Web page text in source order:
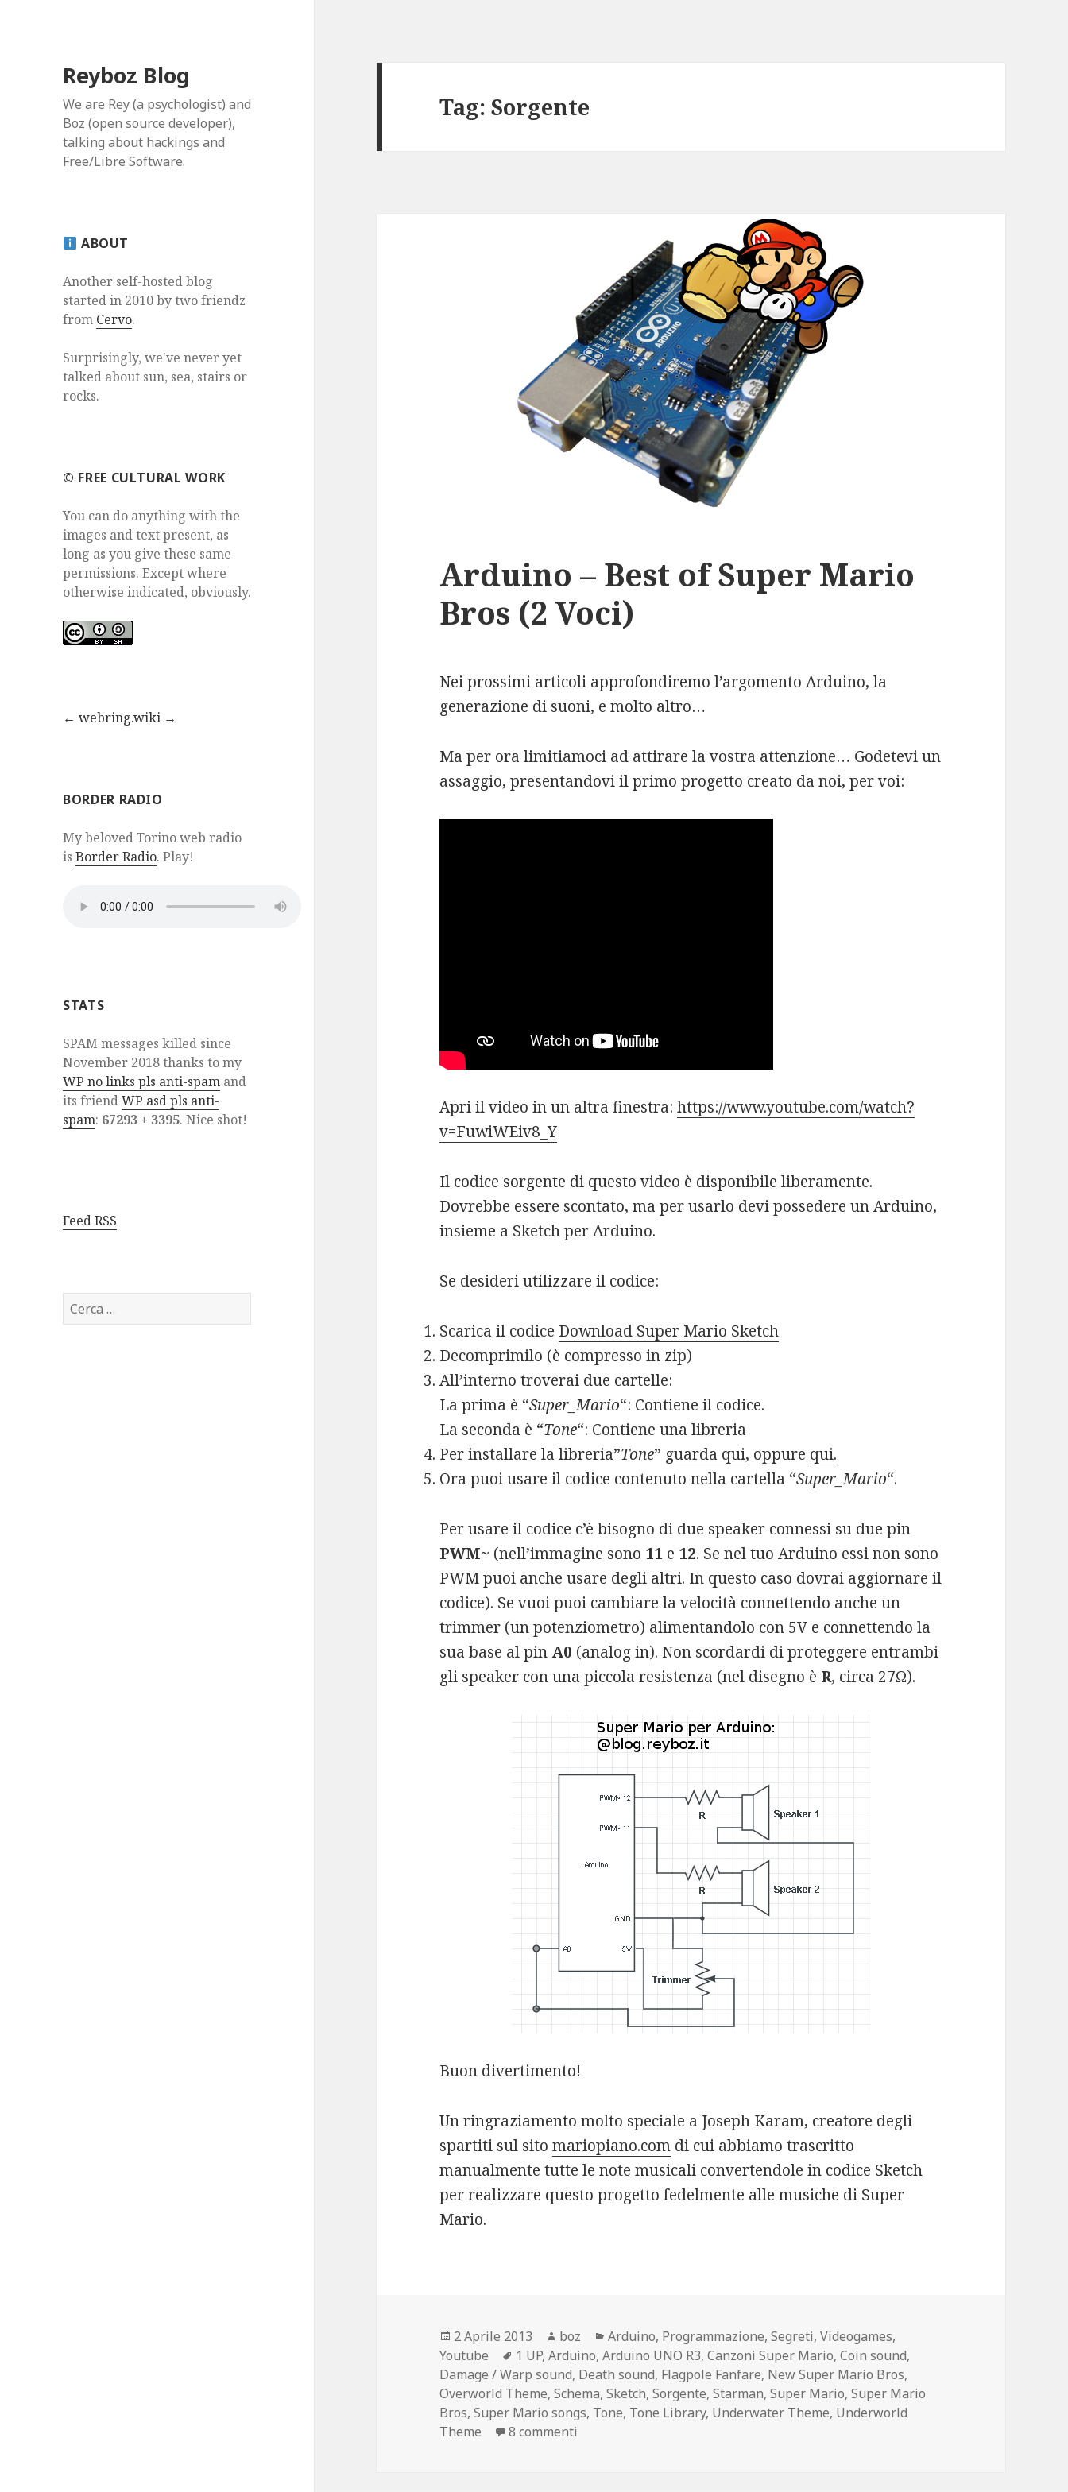
Reyboz Blog
We are Rey (a psychologist) and
Boz (open source developer),
talking about hackings and
Free/Libre Software.
ABOUT
Another self-hosted blog
started in 2010 by two friendz
from Cervo.
Surprisingly, we've never yet
talked about sun, sea, stairs or
rocks.
©️ FREE CULTURAL WORK
You can do anything with the
images and text present, as
long as you give these same
permissions. Except where
otherwise indicated, obviously.
← webring.wiki →
BORDER RADIO
My beloved Torino web radio
isBorder Radio. Play!
STATS
SPAM messages killed since
November 2018 thanks to my
WP no links pls anti-spam and
its friendWP asd pls anti-
spam: 67293 + 3395. Nice shot!
Feed RSS
Ricerca
per:
Tag:Sorgente
Arduino – Best of Super Mario
Bros (2 Voci)
Nei prossimi articoli approfondiremo l’argomento Arduino, la
generazione di suoni, e molto altro…
Ma per ora limitiamoci ad attirare la vostra attenzione… Godetevi un
assaggio, presentandovi il primo progetto creato da noi, per voi:
Apri il video in un altra finestra:https://www.youtube.com/watch?
v=FuwiWEiv8_Y
Il codice sorgente di questo video è disponibile liberamente.
Dovrebbe essere scontato, ma per usarlo devi possedere un Arduino,
insieme a Sketch per Arduino.
Se desideri utilizzare il codice:
Scarica il codice Download Super Mario Sketch
Decomprimilo (è compresso in zip)
All’interno troverai due cartelle:
La prima è “Super_Mario“: Contiene il codice.
La seconda è “Tone“: Contiene una libreria
Per installare la libreria”Tone” guarda qui, oppure qui.
Ora puoi usare il codice contenuto nella cartella “Super_Mario“.
Per usare il codice c’è bisogno di due speaker connessi su due pin
PWM~ (nell’immagine sono 11 e 12. Se nel tuo Arduino essi non sono
PWM puoi anche usare degli altri. In questo caso dovrai aggiornare il
codice). Se vuoi puoi cambiare la velocità connettendo anche un
trimmer (un potenziometro) alimentandolo con 5V e connettendo la
sua base al pin A0 (analog in). Non scordardi di proteggere entrambi
gli speaker con una piccola resistenza (nel disegno è R, circa 27Ω).
Buon divertimento!
Un ringraziamento molto speciale a Joseph Karam, creatore degli
spartiti sul sitomariopiano.com di cui abbiamo trascritto
manualmente tutte le note musicali convertendole in codice Sketch
per realizzare questo progetto fedelmente alle musiche di Super
Mario.
Scritto
il
2 Aprile 2013 Autore
boz Categorie
Arduino, Programmazione,Segreti,Videogames,
Youtube
Tag
1 UP,Arduino,Arduino UNO R3,Canzoni Super Mario,Coin sound,
Damage / Warp sound, Death sound, Flagpole Fanfare, New Super Mario Bros,
Overworld Theme,Schema,Sketch,Sorgente,Starman,Super Mario,Super Mario
Bros,Super Mario songs, Tone, Tone Library, Underwater Theme, Underworld
Theme
8 commenti